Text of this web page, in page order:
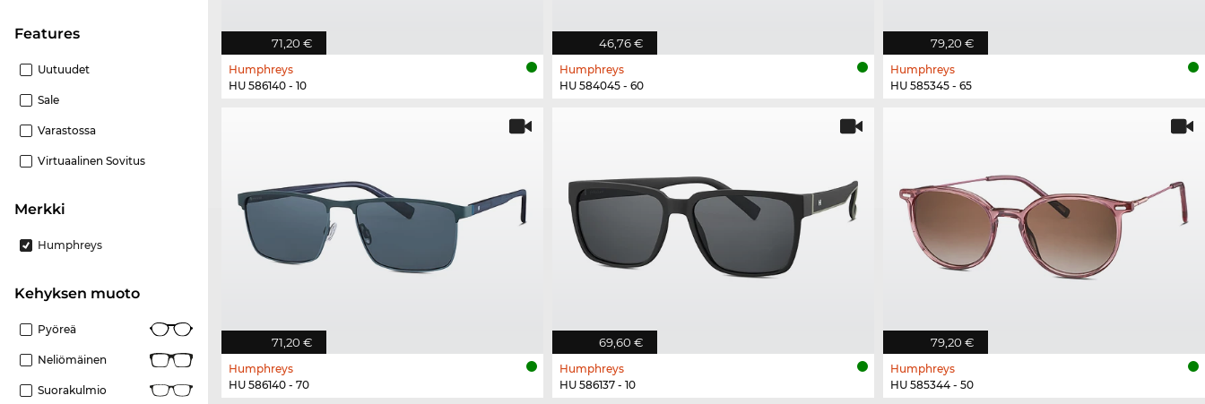
Features
Uutuudet
Sale
Varastossa
Virtuaalinen Sovitus
Merkki
Humphreys
Kehyksen muoto
Pyöreä
Neliömäinen
Suorakulmio
71,20 €
Humphreys
HU 586140 - 10
46,76 €
Humphreys
HU 584045 - 60
79,20 €
Humphreys
HU 585345 - 65
71,20 €
Humphreys
HU 586140 - 70
69,60 €
Humphreys
HU 586137 - 10
79,20 €
Humphreys
HU 585344 - 50